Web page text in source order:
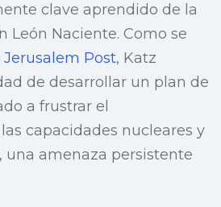
clave aprendido de la
León Naciente. Como se
Jerusalem Post, Katz
de desarrollar un plan de
a frustrar el
capacidades nucleares y
una amenaza persistente